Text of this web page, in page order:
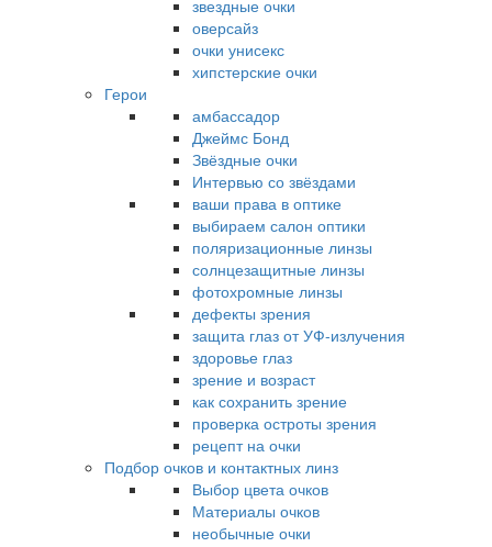
звездные очки
оверсайз
очки унисекс
хипстерские очки
Герои
амбассадор
Джеймс Бонд
Звёздные очки
Интервью со звёздами
ваши права в оптике
выбираем салон оптики
поляризационные линзы
солнцезащитные линзы
фотохромные линзы
дефекты зрения
защита глаз от УФ-излучения
здоровье глаз
зрение и возраст
как сохранить зрение
проверка остроты зрения
рецепт на очки
Подбор очков и контактных линз
Выбор цвета очков
Материалы очков
необычные очки